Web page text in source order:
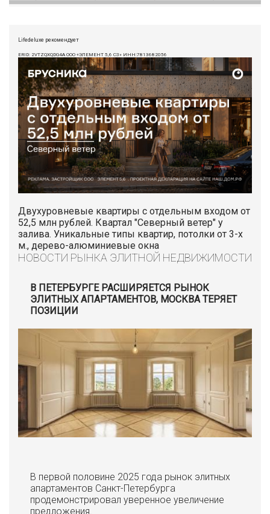
Lifedeluxe рекомендует
ERID: 2VTZQXQDG4A ООО «ЭЛЕМЕНТ 5,6 СЗ» ИНН:7813682056
Двухуровневые квартиры с отдельным входом от
52,5 млн рублей. Квартал "Северный ветер" у
залива. Уникальные типы квартир, потолки от 3-х
м., дерево-алюминиевые окна
НОВОСТИ РЫНКА ЭЛИТНОЙ НЕДВИЖИМОСТИ
В ПЕТЕРБУРГЕ РАСШИРЯЕТСЯ РЫНОК
ЭЛИТНЫХ АПАРТАМЕНТОВ, МОСКВА ТЕРЯЕТ
ПОЗИЦИИ
В первой половине 2025 года рынок элитных
апартаментов Санкт-Петербурга
продемонстрировал уверенное увеличение
предложения.